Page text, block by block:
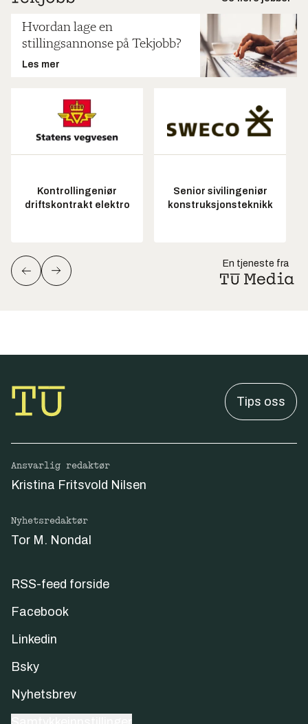
Hvordan lage en
stillingsannonse på Tekjobb?
Les mer
Kontrollingeniør
driftskontrakt elektro
Senior sivilingeniør
konstruksjonsteknikk
En tjeneste fra
Tips oss
Ansvarlig redaktør
Kristina Fritsvold Nilsen
Nyhetsredaktør
Tor M. Nondal
RSS-feed forside
Facebook
Linkedin
Bsky
Nyhetsbrev